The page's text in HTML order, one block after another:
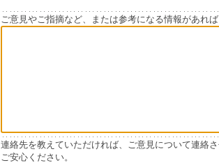
ご意見やご指摘など、または参考になる情報があれ
連絡先を教えていただければ、ご意見について連絡
ご安心ください。